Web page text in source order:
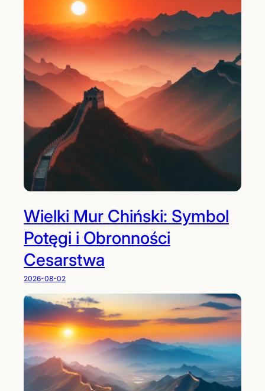
Wielki Mur Chiński: Symbol
Potęgi i Obronności
Cesarstwa
2026-08-02